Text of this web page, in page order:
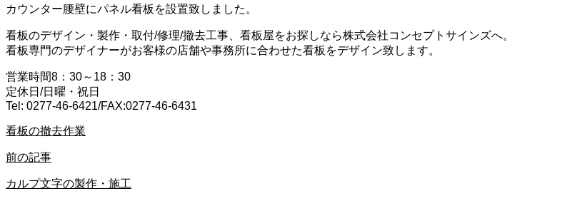
カウンター腰壁にパネル看板を設置致しました。
看板のデザイン・製作・取付/修理/撤去工事、看板屋をお探しなら株式会社コンセプトサインズへ。
看板専門のデザイナーがお客様の店舗や事務所に合わせた看板をデザイン致します。
営業時間8：30～18：30
定休日/日曜・祝日
Tel: 0277-46-6421/FAX:0277-46-6431
看板の撤去作業
前の記事
カルプ文字の製作・施工